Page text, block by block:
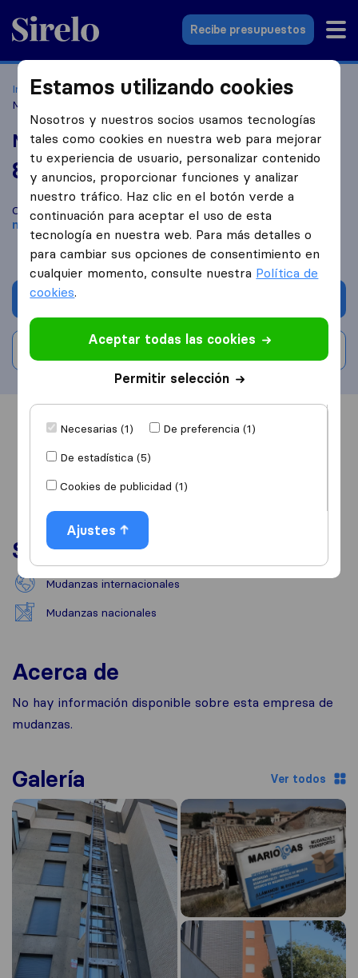
Sirelo.es
Recibe presupuestos
Inicio Empresas de mudanzas
Castelló de la Plana
Mudanzas Mariocas
Mudanzas Mariocas
8,8 basado en 72
reseñas de Sirelo y Google
i
Compara Mudanzas Mariocas con otrasempresas de
mudanzasdeCastelló de la Plana
Escribe una valoración
Información Valoraciones
Servicios
Mudanzas internacionales
Mudanzas nacionales
Acerca de
No hay información disponible sobre esta empresa de
mudanzas.
Galería Ver todos
Estamos utilizando cookies
Nosotros y nuestros socios usamos tecnologías
tales como cookies en nuestra web para mejorar
tu experiencia de usuario, personalizar contenido
y anuncios, proporcionar funciones y analizar
nuestro tráfico. Haz clic en el botón verde a
continuación para aceptar el uso de esta
tecnología en nuestra web. Para más detalles o
para cambiar sus opciones de consentimiento en
cualquier momento, consulte nuestra Política de
cookies.
Aceptar todas las cookies
Permitir selección
Necesarias (1)
De preferencia (1)
De estadística (5)
Cookies de publicidad (1)
Ajustes